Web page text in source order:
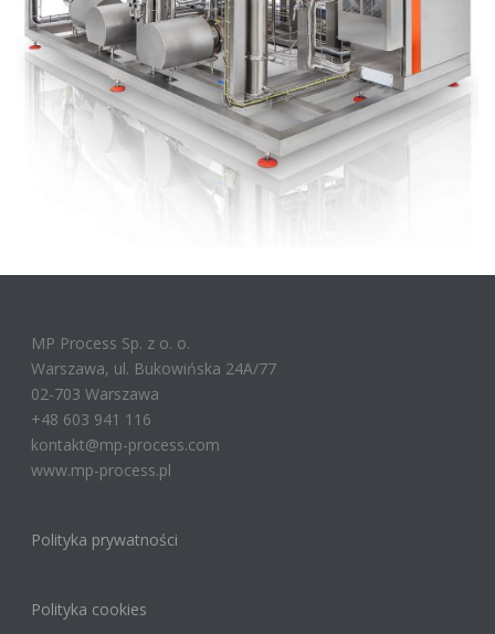
MP Process Sp. z o. o.
Warszawa, ul. Bukowińska 24A/77
02-703 Warszawa
+48 603 941 116
kontakt@mp-process.com
www.mp-process.pl
Polityka prywatności
Polityka cookies